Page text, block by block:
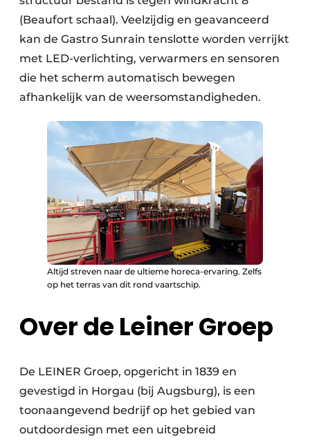
(Beaufort schaal). Veelzijdig en geavanceerd
kan de Gastro Sunrain tenslotte worden verrijkt
met LED-verlichting, verwarmers en sensoren
die het scherm automatisch bewegen
afhankelijk van de weersomstandigheden.
Altijd streven naar de ultieme horeca-ervaring. Zelfs
op het terras van dit rond vaartschip.
Over de Leiner Groep
De LEINER Groep, opgericht in 1839 en
gevestigd in Horgau (bij Augsburg), is een
toonaangevend bedrijf op het gebied van
outdoordesign met een uitgebreid